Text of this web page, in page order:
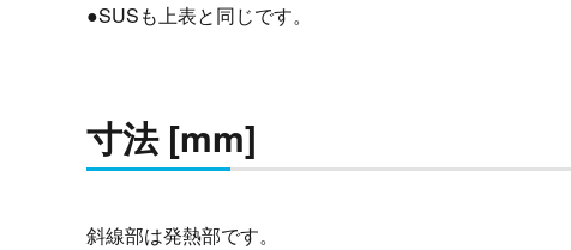
●SUSも上表と同じです。
寸法 [mm]
斜線部は発熱部です。